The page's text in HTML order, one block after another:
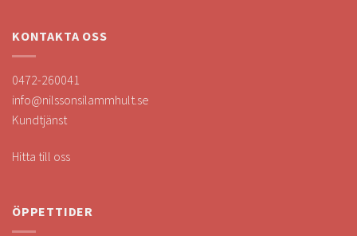
KONTAKTA OSS
0472-260041
info@nilssonsilammhult.se
Kundtjänst
Hitta till oss
ÖPPETTIDER